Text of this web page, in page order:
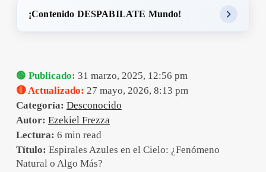
¡Contenido DESPABILATE Mundo!
🟢 Publicado: 31 marzo, 2025, 12:56 pm
🔴 Actualizado: 27 mayo, 2026, 8:13 pm
Categoría: Desconocido
Autor: Ezekiel Frezza
Lectura: 6 min read
Título: Espirales Azules en el Cielo: ¿Fenómeno
Natural o Algo Más?